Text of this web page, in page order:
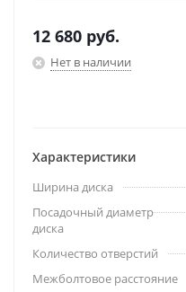
12 680 руб.
Нет в наличии
Характеристики
Ширина диска
Посадочный диаметр
диска
Количество отверстий
Межболтовое расстояние